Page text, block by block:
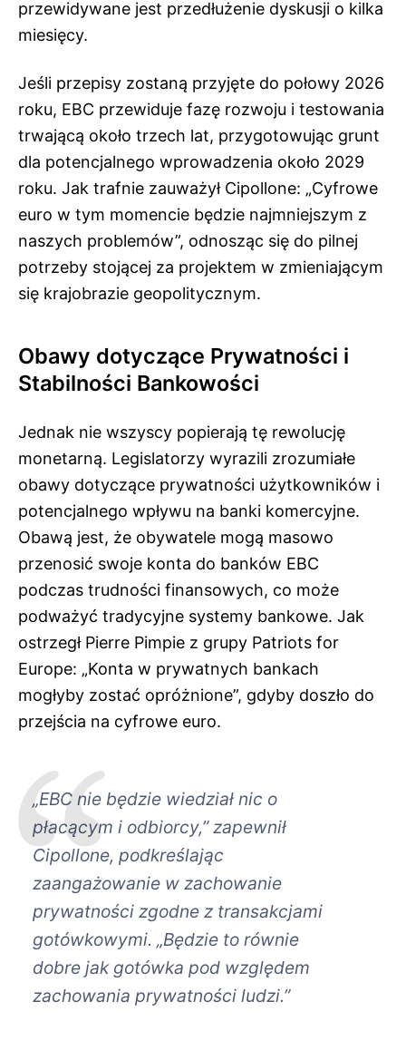
przewidywane jest przedłużenie dyskusji o kilka
miesięcy.
Jeśli przepisy zostaną przyjęte do połowy 2026
roku, EBC przewiduje fazę rozwoju i testowania
trwającą około trzech lat, przygotowując grunt
dla potencjalnego wprowadzenia około 2029
roku. Jak trafnie zauważył Cipollone: „Cyfrowe
euro w tym momencie będzie najmniejszym z
naszych problemów”, odnosząc się do pilnej
potrzeby stojącej za projektem w zmieniającym
się krajobrazie geopolitycznym.
Obawy dotyczące Prywatności i
Stabilności Bankowości
Jednak nie wszyscy popierają tę rewolucję
monetarną. Legislatorzy wyrazili zrozumiałe
obawy dotyczące prywatności użytkowników i
potencjalnego wpływu na banki komercyjne.
Obawą jest, że obywatele mogą masowo
przenosić swoje konta do banków EBC
podczas trudności finansowych, co może
podważyć tradycyjne systemy bankowe. Jak
ostrzegł Pierre Pimpie z grupy Patriots for
Europe: „Konta w prywatnych bankach
mogłyby zostać opróżnione”, gdyby doszło do
przejścia na cyfrowe euro.
„EBC nie będzie wiedział nic o
płacącym i odbiorcy,” zapewnił
Cipollone, podkreślając
zaangażowanie w zachowanie
prywatności zgodne z transakcjami
gotówkowymi. „Będzie to równie
dobre jak gotówka pod względem
zachowania prywatności ludzi.”